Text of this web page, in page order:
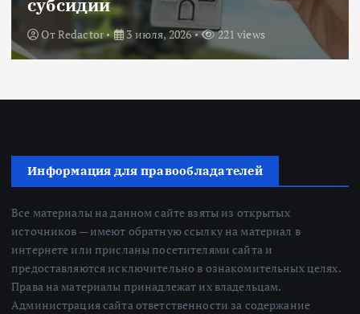
субсидии
ОтRedactor 3 июля, 2026 221 views
Информация для правообладателей
Все материалы на данном сайте взяты из открытых
источников — имеют обратную ссылку на материал в
интернете или присланы посетителями сайта и
предоставляются исключительно в ознакомительных целях.
Права на материалы принадлежат их владельцам.
Администрация сайта ответственности за содержание